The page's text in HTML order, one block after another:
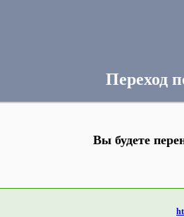
Переход
Вы будете